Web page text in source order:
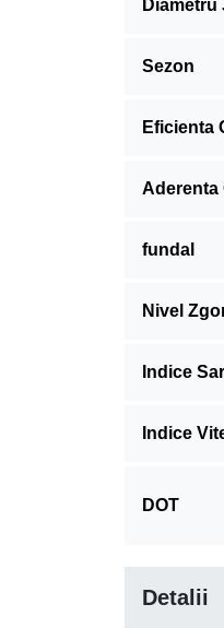
Diametru
Sezon
Eficienta
Aderenta
fundal
Nivel
Indice
Indice
DOT
Detalii